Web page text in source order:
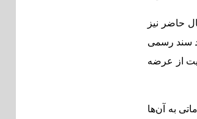
حاضر نیز
سند رسمی
از عرضه
و هیچ خدماتی به آن‌ها